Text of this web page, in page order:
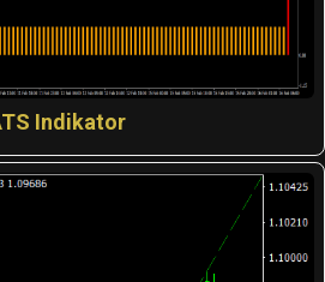
Indikator